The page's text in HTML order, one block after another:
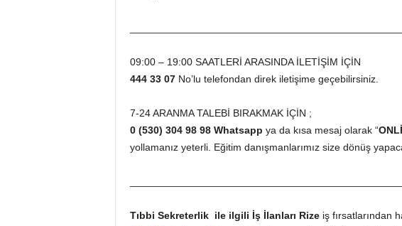
09:00 – 19:00 SAATLERİ ARASINDA İLETİŞİM İÇİN
444 33 07 No’lu telefondan direk iletişime geçebilirsiniz.
7-24 ARANMA TALEBİ BIRAKMAK İÇİN ;
0 (530) 304 98 98 Whatsapp ya da kısa mesaj olarak “
yollamanız yeterli. Eğitim danışmanlarımız size dönüş
Tıbbi Sekreterlik ile ilgili İş İlanları Rize iş fırsatlarından